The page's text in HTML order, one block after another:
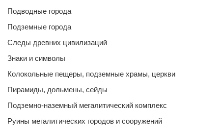
Подводные города
Подземные города
Следы древних цивилизаций
Знаки и символы
Колокольные пещеры, подземные храмы, церкви
Пирамиды, дольмены, сейды
Подземно-наземный мегалитический комплекс
Руины мегалитических городов и сооружений